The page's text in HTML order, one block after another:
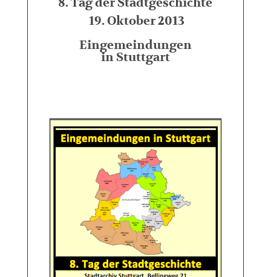
19. Oktober 2013
Eingemeindungen
in Stuttgart